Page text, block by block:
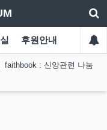
후원안내
faithbook : 신앙관련 나눔